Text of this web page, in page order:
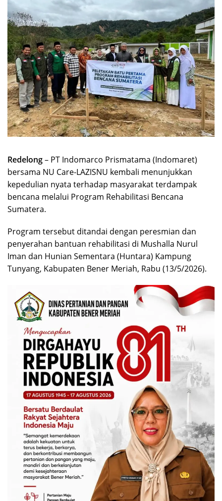
Redelong– PT Indomarco Prismatama (Indomaret)
bersama NU Care-LAZISNU kembali menunjukkan
kepedulian nyata terhadap masyarakat terdampak
bencana melalui Program Rehabilitasi Bencana
Sumatera.
Program tersebut ditandai dengan peresmian dan
penyerahan bantuan rehabilitasi di Mushalla Nurul
Iman dan Hunian Sementara (Huntara) Kampung
Tunyang, Kabupaten Bener Meriah, Rabu (13/5/2026).